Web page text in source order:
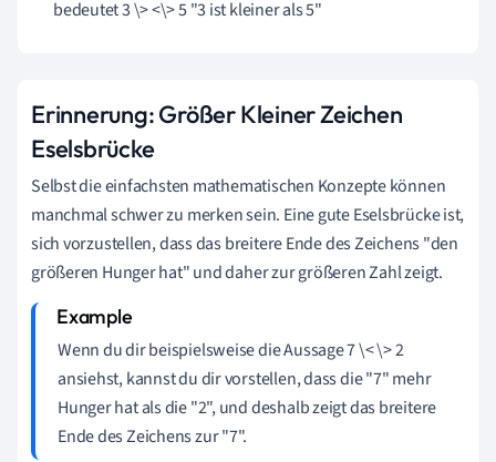
bedeutet 3 \> <\> 5 "3 ist kleiner als 5"
Erinnerung: Größer Kleiner Zeichen
Eselsbrücke
Selbst die einfachsten mathematischen Konzepte können
manchmal schwer zu merken sein. Eine gute Eselsbrücke ist,
sich vorzustellen, dass das breitere Ende des Zeichens "den
größeren Hunger hat" und daher zur größeren Zahl zeigt.
Wenn du dir beispielsweise die Aussage 7 \< \> 2
ansiehst, kannst du dir vorstellen, dass die "7" mehr
Hunger hat als die "2", und deshalb zeigt das breitere
Ende des Zeichens zur "7".